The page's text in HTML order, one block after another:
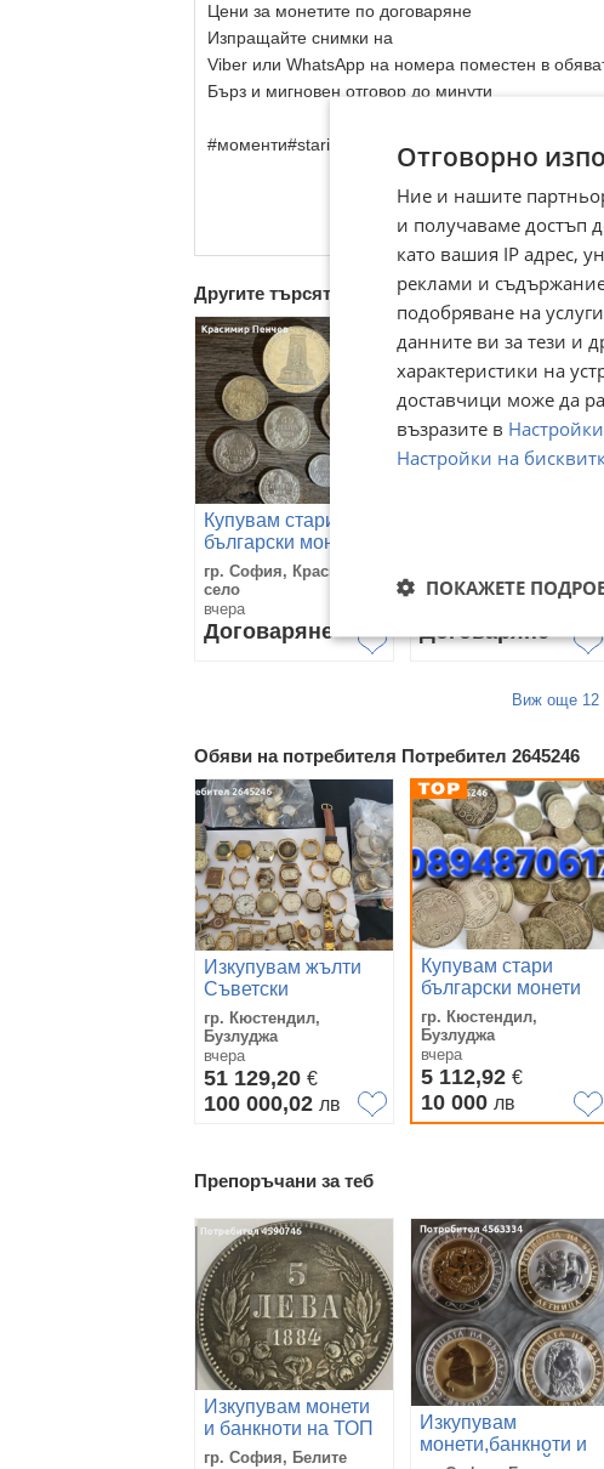
Цени за монетите по договаряне
Изпращайте снимки на
Viber или WhatsApp на номера поместен в
Бърз и мигновен отговор до минути
#моменти#staripari#moneti#
Другите търсят също
Купувам стари
български монети
гр. София, Красно
село
вчера
Договаряне
1945 г. и конкретни
село
Договаряне
Виж още 12
Обяви на потребителя Потребител 2645246
Изкупувам жълти
Съветски
часовници
,неработен и
счупени
гр. Кюстендил,
Бузлуджа
вчера
51 129,20 €
100 000,02 лв
Купувам стари
български монети
,банкноти и други
гр. Кюстендил,
Бузлуджа
вчера
5 112,92 €
10 000 лв
Препоръчани за теб
Изкупувам монети
и банкноти на ТОП
ЦЕНИ.
гр. София, Белите
Изкупувам
монети,банкноти и
Отговорно
Ние и нашите
и получаваме достъп
като вашия IP адрес,
реклами и
подобряване на
данните ви за тези и
характеристики на
доставчици може да
възразите в
Настройки на
ПОКАЖЕТЕ